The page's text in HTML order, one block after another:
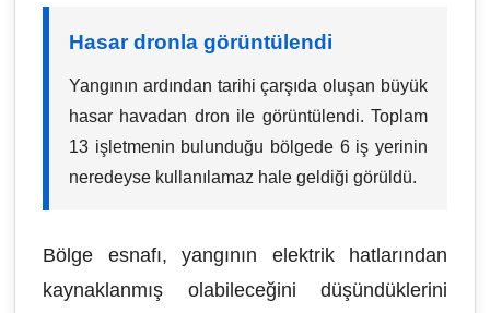
Hasar dronla görüntülendi
Yangının ardından tarihi çarşıda oluşan büyük
hasar havadan dron ile görüntülendi. Toplam
13 işletmenin bulunduğu bölgede 6 iş yerinin
neredeyse kullanılamaz hale geldiği görüldü.
Bölge esnafı, yangının elektrik hatlarından
kaynaklanmış olabileceğini düşündüklerini